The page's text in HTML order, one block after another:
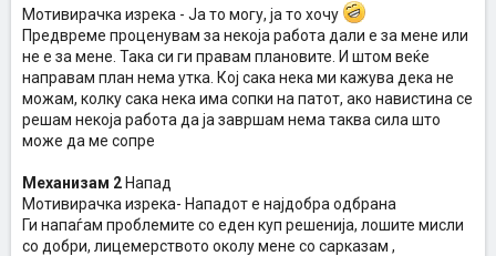
Мотивирачка изрека - Ја то могу, ја то хочу
Предвреме проценувам за некоја работа дали е за мене или
не е за мене. Така си ги правам плановите. И штом веќе
направам план нема утка. Кој сака нека ми кажува дека не
можам, колку сака нека има сопки на патот, ако навистина се
решам некоја работа да ја завршам нема таква сила што
може да ме сопре
Механизам 2 Напад
Мотивирачка изрека- Нападот е најдобра одбрана
Ги напаѓам проблемите со еден куп решенија, лошите мисли
со добри, лицемерството околу мене со сарказам ,